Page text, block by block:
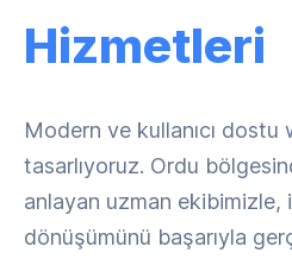
Hizmetleri
Modern ve kullanıcı dostu
tasarlıyoruz. Ordu
anlayan uzman ekibimizle,
dönüşümünü başarıyla